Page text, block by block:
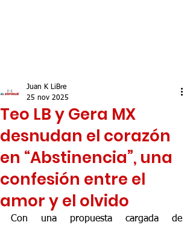
Teo LB y Gera MX
desnudan el corazón
en “Abstinencia”, una
confesión entre el
amor y el olvido
Juan K LiBre
25 nov 2025
Con una propuesta cargada de